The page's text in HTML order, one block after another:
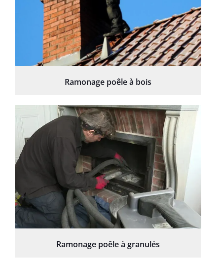
Ramonage poêle à bois
Ramonage poêle à granulés